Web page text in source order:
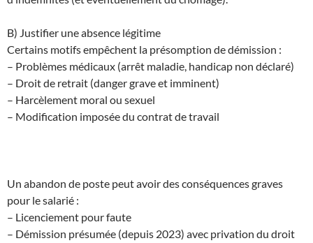
B) Justifier une absence légitime
Certains motifs empêchent la présomption de démission :
– Problèmes médicaux (arrêt maladie, handicap non déclaré)
– Droit de retrait (danger grave et imminent)
– Harcèlement moral ou sexuel
– Modification imposée du contrat de travail
Un abandon de poste peut avoir des conséquences graves
pour le salarié :
– Licenciement pour faute
– Démission présumée (depuis 2023) avec privation du droit